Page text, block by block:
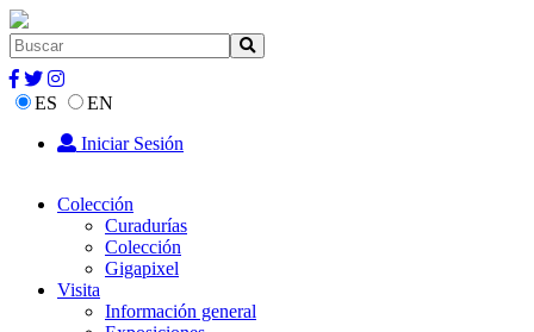
ES
EN
Iniciar Sesión
Colección
Curadurías
Colección
Gigapixel
Visita
Información general